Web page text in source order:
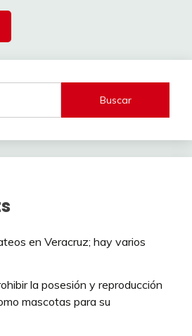
Buscar
en Veracruz; hay varios
la posesión y reproducción
mascotas para su